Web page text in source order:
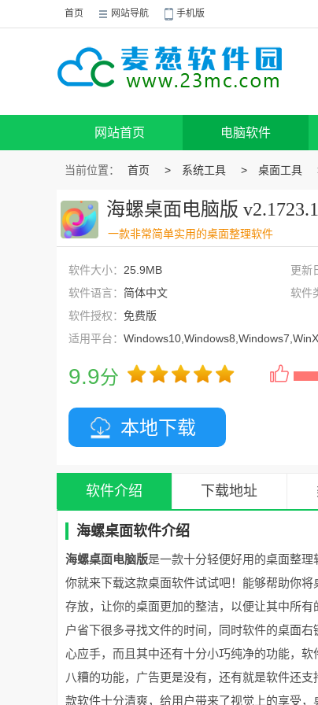
首页 网站导航 手机版
网站首页 电脑软件
当前位置： 首页 > 系统工具 > 桌面工具
海螺桌面电脑版
一款非常简单实用的桌面整理软件
软件大小： 25.9MB 更新
软件语言： 简体中文 软件
软件授权： 免费版
适用平台：
9.9分
本地下载
软件介绍 下载地址
海螺桌面软件介绍
海螺桌面电脑版是一款十分轻便好用的桌面整
你就来下载这款桌面软件试试吧！能够帮助你
存放，让你的桌面更加的整洁，以便让其中所
户省下很多寻找文件的时间，同时软件的桌面
心应手，而且其中还有十分小巧纯净的功能，
八糟的功能，广告更是没有，还有就是软件还
款软件十分清爽，给用户带来了视觉上的享受